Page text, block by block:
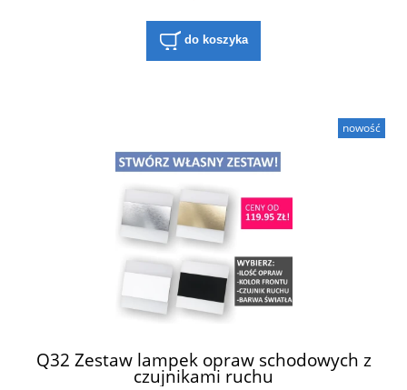
do koszyka
Q32 Zestaw lampek opraw schodowych z
czujnikami ruchu
nowość